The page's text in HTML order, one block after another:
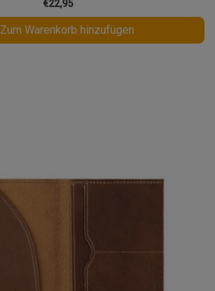
€22,95
Zum Warenkorb hinzufügen